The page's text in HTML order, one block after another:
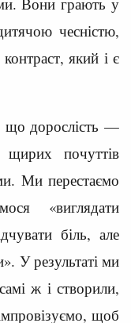
чесністю,
який і є
що дорослість —
щирих почуттів
Ми перестаємо
«виглядати
біль, але
У результаті ми
ж і створили,
щоб